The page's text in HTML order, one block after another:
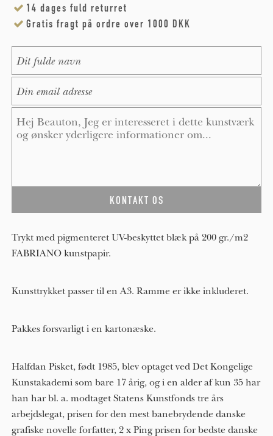
14 dages fuld returret
Gratis fragt på ordre over 1000 DKK
Trykt med pigmenteret UV-beskyttet blæk på 200 gr./m2
FABRIANO kunstpapir.
Kunsttrykket passer til en A3. Ramme er ikke inkluderet.
Pakkes forsvarligt i en kartonæske.
Halfdan Pisket, født 1985, blev optaget ved Det Kongelige
Kunstakademi som bare 17 årig, og i en alder af kun 3​5​ har
han har bl. a. modtaget Statens Kunstfonds tre års
arbejdslegat, prisen for den mest banebrydende danske
grafiske novelle forfatter, 2 x Ping prisen for bedste danske